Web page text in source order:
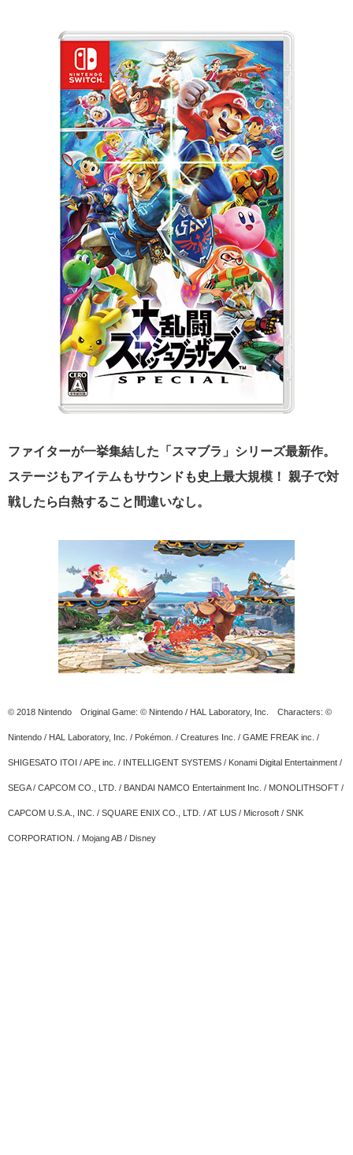
ファイターが一挙集結した「スマブラ」シリーズ最新作。
ステージもアイテムもサウンドも史上最大規模！ 親子で対
戦したら白熱すること間違いなし。
© 2018 Nintendo Original Game: © Nintendo / HAL Laboratory, Inc. Characters: ©
Nintendo / HAL Laboratory, Inc. / Pokémon. / Creatures Inc. / GAME FREAK inc. /
SHIGESATO ITOI / APE inc. / INTELLIGENT SYSTEMS / Konami Digital Entertainment /
SEGA / CAPCOM CO., LTD. / BANDAI NAMCO Entertainment Inc. / MONOLITHSOFT /
CAPCOM U.S.A., INC. / SQUARE ENIX CO., LTD. / AT LUS / Microsoft / SNK
CORPORATION. / Mojang AB / Disney